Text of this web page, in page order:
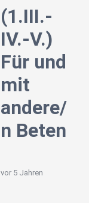
(1.III.-
IV.-V.)
Für und
mit
andere/
n Beten
vor 5 Jahren